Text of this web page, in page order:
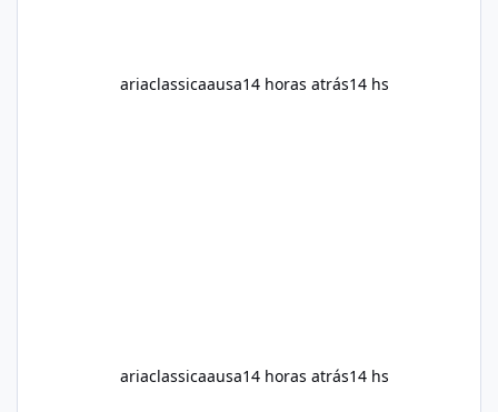
ariaclassicaausa14 horas atrás14 hs
ariaclassicaausa14 horas atrás14 hs